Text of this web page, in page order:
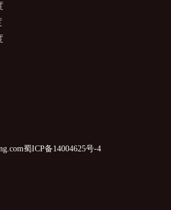
蜀ICP备14004625号-4